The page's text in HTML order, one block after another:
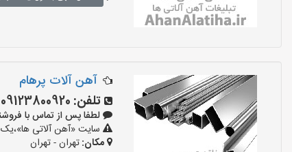
آهن آلات پرهام
تلفن: 09123800920
لطفا پس از تماس با فروشنده
سایت «آهن آلاتی
مکان:تهران - تهران